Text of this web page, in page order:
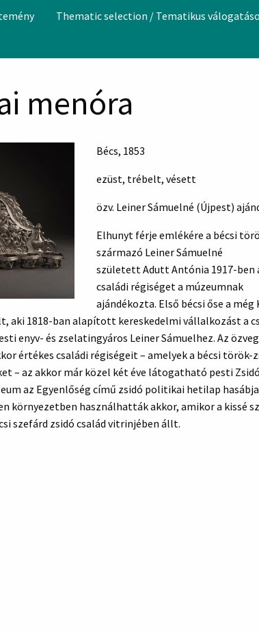
Thematic selection / Tematikus
menóra
Bécs, 1853
ezüst, trébelt, vésett
özv. Leiner Sámuelné (Újpest)
Elhunyt férje emlékére a bécsi
származó Leiner Sámuelné
született Adutt Antónia 1917-ben
családi régiséget a múzeumnak
ajándékozta. Első bécsi őse a
aki 1818-ban alapított kereskedelmi vállalkozást a
enyv- és zselatingyáros Leiner Sámuelhez. Az
értékes családi régiségeit – amelyek a bécsi török-
– az akkor már közel két éve látogatható pesti
az Egyenlőség című zsidó politikai hetilap
környezetben használhatták akkor, amikor a kissé
szefárd zsidó család vitrinjében állt.